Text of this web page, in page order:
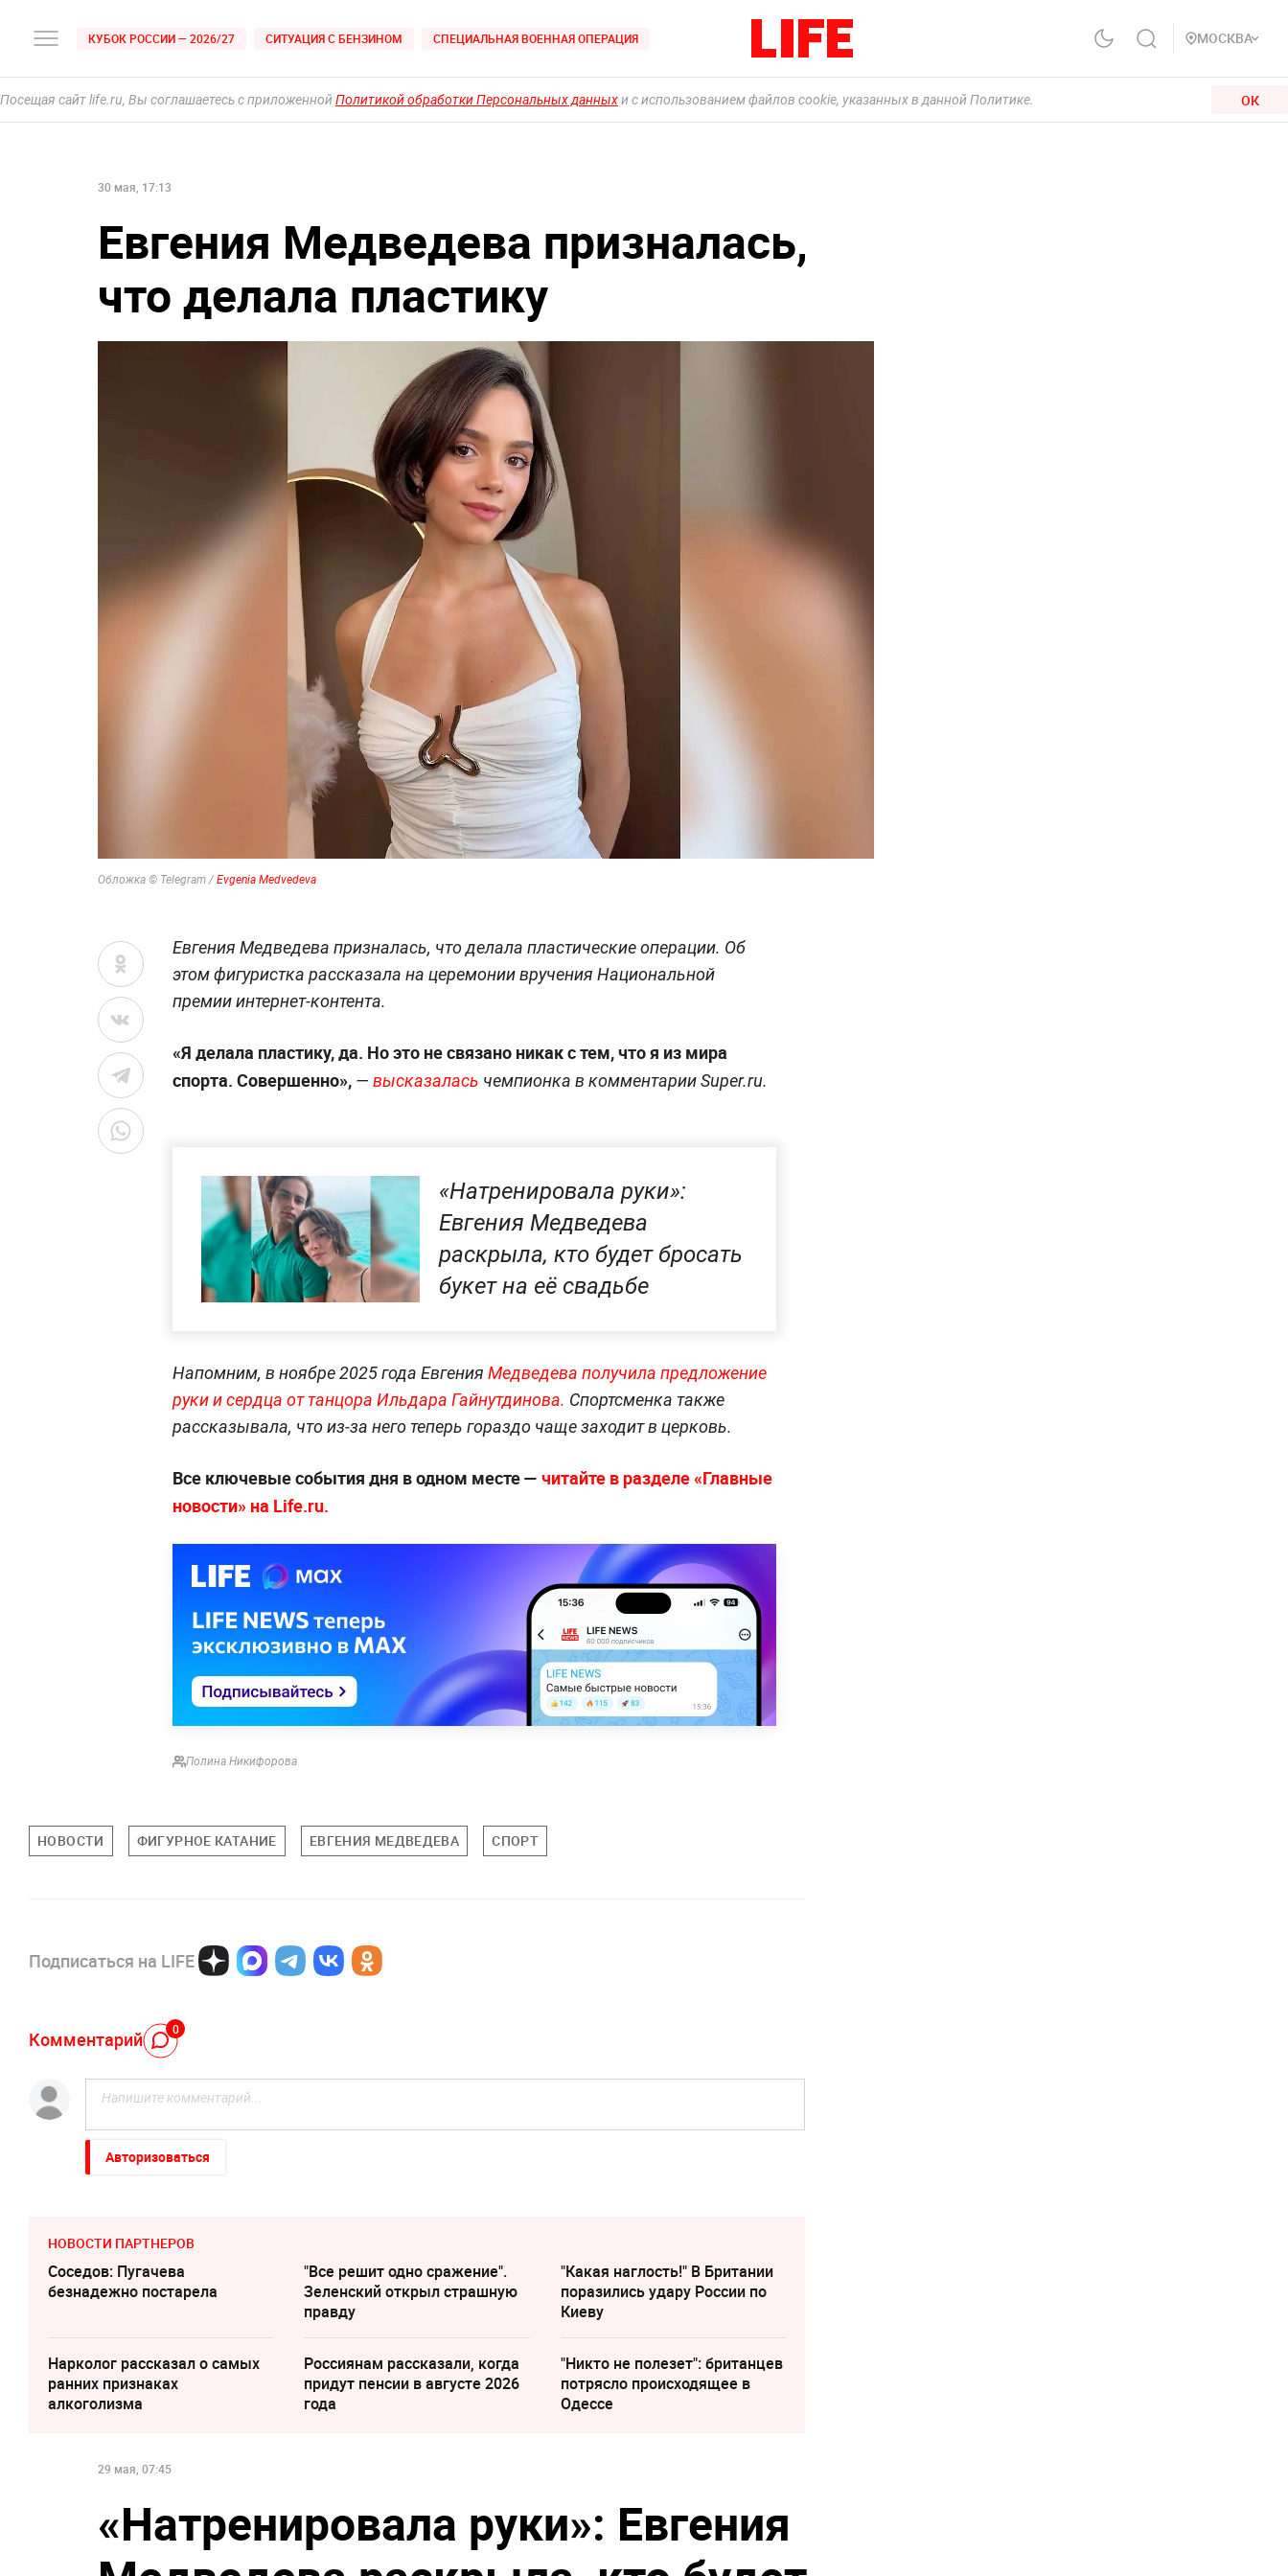
КУБОК РОССИИ — 2026/27 СИТУАЦИЯ С БЕНЗИНОМ СПЕЦИАЛЬНАЯ ВОЕННАЯ ОПЕРАЦИЯ МОСКВА
Посещая сайт life.ru, Вы соглашаетесь с приложеннойПолитикой обработки Персональных данныхи с использованием файлов cookie, указанных в данной Политике. ОК
30 мая, 17:13
Евгения Медведева призналась,
что делала пластику
Обложка © Telegram / Evgenia Medvedeva
Евгения Медведева призналась, что делала пластические операции. Об
этом фигуристка рассказала на церемонии вручения Национальной
премии интернет-контента.
«Я делала пластику, да. Но это не связано никак с тем, что я из мира
спорта. Совершенно», — высказалась чемпионка в комментарии Super.ru.
«Натренировала руки»:
Евгения Медведева
раскрыла, кто будет бросать
букет на её свадьбе
Напомним, в ноябре 2025 года Евгения Медведева получила предложение
руки и сердца от танцора Ильдара Гайнутдинова. Спортсменка также
рассказывала, что из-за него теперь гораздо чаще заходит в церковь.
Все ключевые события дня в одном месте — читайте в разделе «Главные
новости» на Life.ru.
Полина Никифорова
НОВОСТИ ФИГУРНОЕ КАТАНИЕ ЕВГЕНИЯ МЕДВЕДЕВА СПОРТ
Подписаться на LIFE
Комментарий 0
Авторизоваться
НОВОСТИ ПАРТНЕРОВ
Соседов: Пугачева
безнадежно постарела
"Все решит одно сражение".
Зеленский открыл страшную
правду
"Какая наглость!" В Британии
поразились удару России по
Киеву
Нарколог рассказал о самых
ранних признаках
алкоголизма
Россиянам рассказали, когда
придут пенсии в августе 2026
года
"Никто не полезет": британцев
потрясло происходящее в
Одессе
29 мая, 07:45
«Натренировала руки»: Евгения